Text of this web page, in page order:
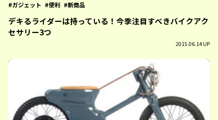
ガジェット 便利 新商品
デキるライダーは持っている！今季注目すべきバイクアク
セサリー3つ
2015.06.14 UP